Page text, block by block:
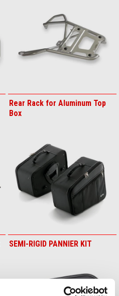
Rear Rack for Aluminum Top
Box
SEMI-RIGID PANNIER KIT